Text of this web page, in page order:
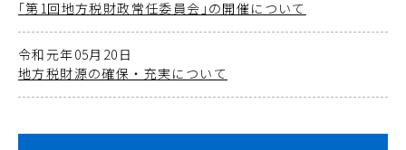
｢第1回地方税財政常任委員会｣の開催について
令和元年05月20日
地方税財源の確保・充実について